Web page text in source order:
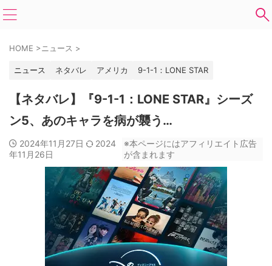
HOME >ニュース >
ニュース ネタバレ アメリカ 9-1-1：LONE STAR
【ネタバレ】『9-1-1：LONE STAR』シーズ
ン5、あのキャラを病が襲う…
2024年11月27日
2024
年11月26日
※本ページにはアフィリエイト広告
が含まれます